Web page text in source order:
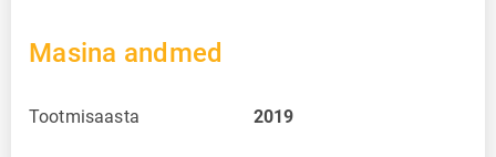
Masina andmed
Tootmisaasta 2019